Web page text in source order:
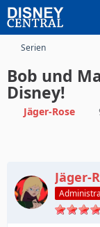
Serien
Bob und
Disney!
Jäger-Rose
Jäger-